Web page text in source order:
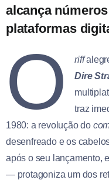
alcança
plataformas
O riff
Dire
traz
1980: a revolução do
desenfreado e os
após o seu lançamento,
— protagoniza um dos